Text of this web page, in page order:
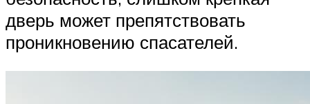
дверь может препятствовать
проникновению спасателей.